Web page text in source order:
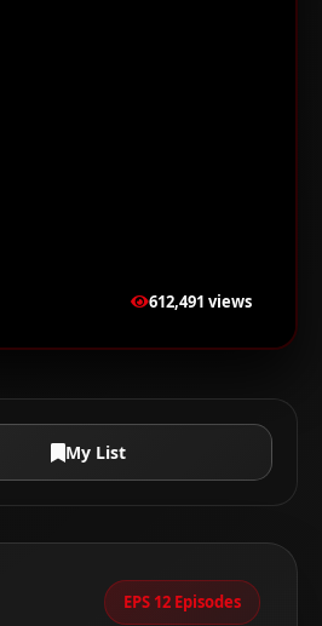
612,491 views
My List
EPS 12 Episodes